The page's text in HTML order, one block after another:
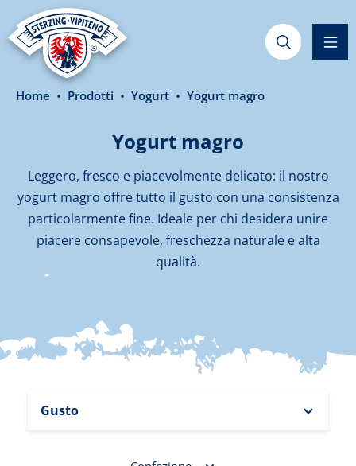
principale
Home Prodotti Yogurt Yogurt magro
Yogurt magro
Leggero, fresco e piacevolmente delicato: il nostro
yogurt magro offre tutto il gusto con una consistenza
particolarmente fine. Ideale per chi desidera unire
piacere consapevole, freschezza naturale e alta
qualità.
Gusto